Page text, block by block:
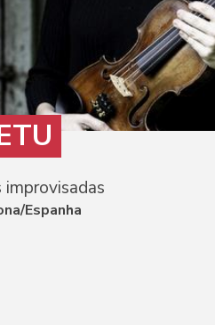
improvisadas
Espanha